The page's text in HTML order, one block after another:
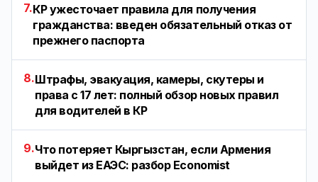
7.КР ужесточает правила для получения
гражданства: введен обязательный отказ от
прежнего паспорта
8.Штрафы, эвакуация, камеры, скутеры и
права с 17 лет: полный обзор новых правил
для водителей в КР
9.Что потеряет Кыргызстан, если Армения
выйдет из ЕАЭС: разбор Economist